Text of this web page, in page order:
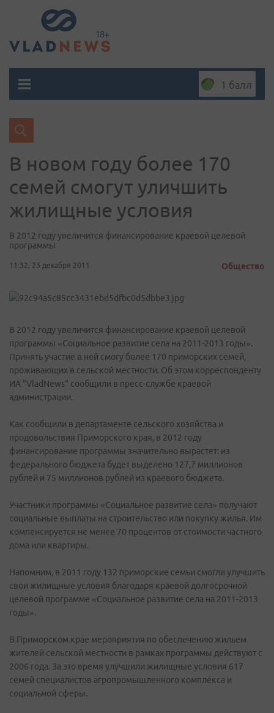
1 балл
В новом году более 170
семей смогут уличшить
жилищные условия
В 2012 году увеличится финансирование краевой целевой
программы
11:32, 23 декабря 2011 Общество
В 2012 году увеличится финансирование краевой целевой
программы «Социальное развитие села на 2011-2013 годы».
Принять участие в ней смогу более 170 приморских семей,
проживающих в сельской местности. Об этом корреспонденту
ИА "VladNews" сообщили в пресс-службе краевой
администрации.
Как сообщили в департаменте сельского хозяйства и
продовольствия Приморского края, в 2012 году
финансирование программы значительно вырастет: из
федерального бюджета будет выделено 127,7 миллионов
рублей и 75 миллионов рублей из краевого бюджета.
Участники программы «Социальное развитие села» получают
социальные выплаты на строительство или покупку жилья. Им
компенсируется не менее 70 процентов от стоимости частного
дома или квартиры.
Напомним, в 2011 году 132 приморские семьи смогли улучшить
свои жилищные условия благодаря краевой долгосрочной
целевой программе «Социальное развитие села на 2011-2013
годы».
В Приморском крае мероприятия по обеспечению жильем
жителей сельской местности в рамках программы действуют с
2006 года. За это время улучшили жилищные условия 617
семей специалистов агропромышленного комплекса и
социальной сферы.